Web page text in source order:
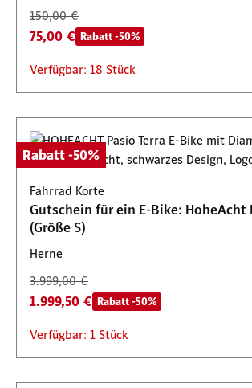
150,00 €
75,00 € Rabatt -50%
Verfügbar: 18 Stück
Rabatt -50%
Fahrrad Korte
Gutschein für ein E-Bike: HoheAcht
(Größe S)
Herne
3.999,00 €
1.999,50 € Rabatt -50%
Verfügbar: 1 Stück